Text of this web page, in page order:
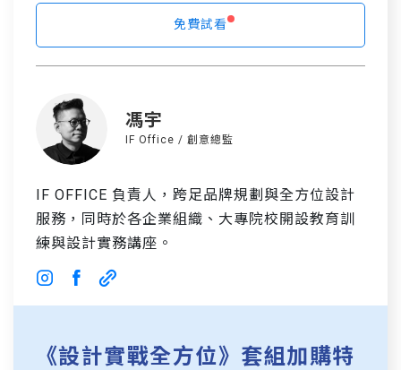
免費試看
馮宇
IF Office / 創意總監
IF OFFICE 負責人，跨足品牌規劃與全方位設計
服務，同時於各企業組織、大專院校開設教育訓
練與設計實務講座。
《設計實戰全方位》套組加購特